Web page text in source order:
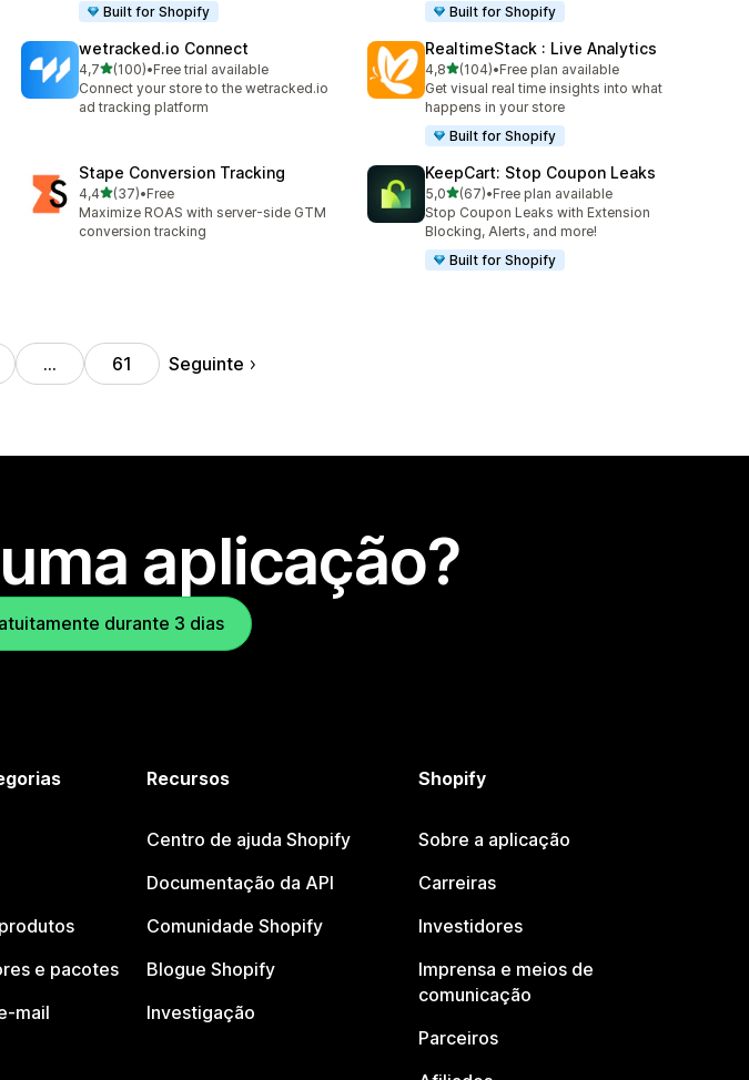
Built for Shopify
Built for Shopify
wetracked.io Connect
4,7de 5 estrelas
(100)
100 total de avaliações
•Free trial available
Connect your store to the wetracked.io
ad tracking platform
RealtimeStack : Live Analytics
4,8de 5 estrelas
(104)
104 total de avaliações
•Free plan available
Get visual real time insights into what
happens in your store
Built for Shopify
Stape Conversion Tracking
4,4de 5 estrelas
(37)
37 total de avaliações
•Free
Maximize ROAS with server-side GTM
conversion tracking
KeepCart: Stop Coupon Leaks
5,0de 5 estrelas
(67)
67 total de avaliações
•Free plan available
Stop Coupon Leaks with Extension
Blocking, Alerts, and more!
Built for Shopify
… 61 Seguinte
aplicação?
durante 3 dias
e pacotes
mail
Recursos
Centro de ajuda Shopify
Documentação da API
Comunidade Shopify
Blogue Shopify
Investigação
Shopify
Sobre a aplicação
Carreiras
Investidores
Imprensa e meios de
comunicação
Parceiros